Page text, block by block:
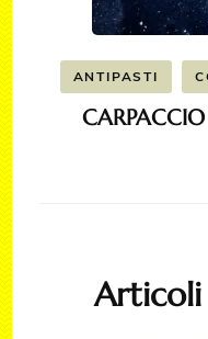
ANTIPASTI